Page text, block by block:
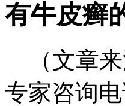
有牛皮癣
（文章
专家咨询